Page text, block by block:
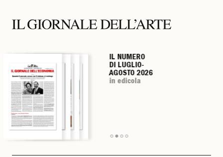
IL NUMERO
DI LUGLIO-
AGOSTO 2026
in edicola
IL NUMERO
DI LUGLIO-
AGOSTO 2026
in edicola
IL NUMERO
DI LUGLIO-
AGOSTO 2026
in edicola
IL NUMERO
DI LUGLIO-
AGOSTO 2026
in edicola